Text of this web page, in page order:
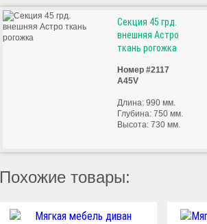
Секция 45 грд.
внешняя Астро
ткань рогожка
Номер #2117
А45V
Длина: 990 мм.
Глубина: 750 мм.
Высота: 730 мм.
Похожие товары: